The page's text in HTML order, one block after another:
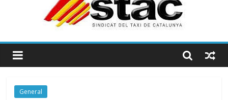
Avanzando hacia la movilidad del futuro: El AMB y el taxi.
Programa de Radio TAXI LIBRE 29.07.2026 en COOLTURA FM.
General